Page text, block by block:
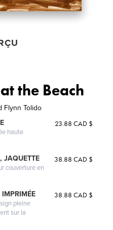
the Beach
Flynn Tolido
haute
23.88 CAD $
JAQUETTE
couverture en
38.88 CAD $
IMPRIMÉE
pleine
sur la
38.88 CAD $